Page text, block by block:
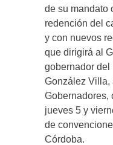
de su mandato
redención del
y con nuevos
que dirigirá al
gobernador
González Villa,
Gobernadores,
jueves 5 y
de
Córdoba.